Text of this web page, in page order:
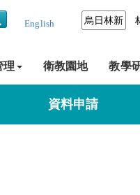
烏日林新
English
理 衛教園地 教學
資料申請